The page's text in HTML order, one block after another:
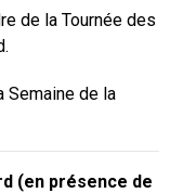
de la Tournée des
Semaine de la
(en présence de